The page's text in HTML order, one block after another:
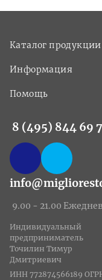
Каталог продукции
Информация
Помощь
8 (495) 844 69
9.00 - 21.00
Индивидуальный
предприниматель
Точилин Тимур
Дмитриевич
ИНН 772874566189